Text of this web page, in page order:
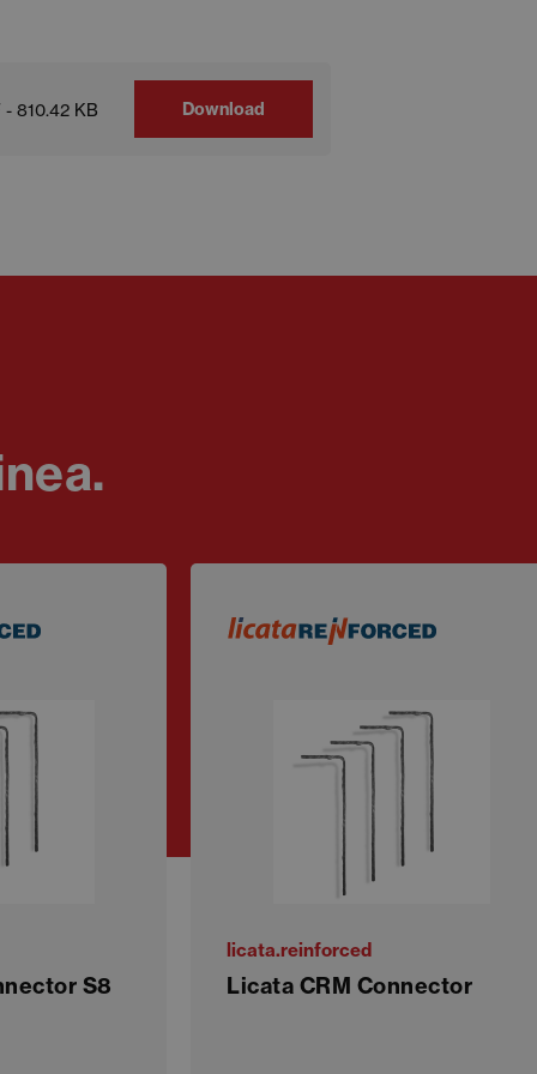
- 810.42 KB Download
S8
licata.reinforced
Licata CRM Connector